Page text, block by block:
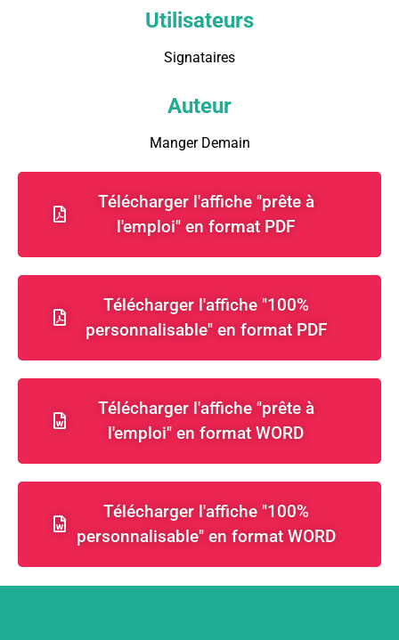
Utilisateurs
Signataires
Auteur
Manger Demain
Télécharger l'affiche "prête à
l'emploi" en format PDF
Télécharger l'affiche "100%
personnalisable" en format PDF
Télécharger l'affiche "prête à
l'emploi" en format WORD
Télécharger l'affiche "100%
personnalisable" en format WORD